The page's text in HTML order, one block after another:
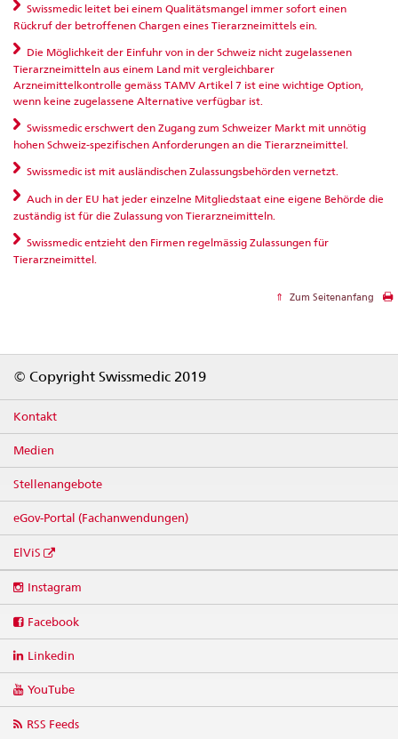
Swissmedic leitet bei einem Qualitätsmangel immer sofort einen
Rückruf der betroffenen Chargen eines Tierarzneimittels ein.
Die Möglichkeit der Einfuhr von in der Schweiz nicht zugelassenen
Tierarzneimitteln aus einem Land mit vergleichbarer
Arzneimittelkontrolle gemäss TAMV Artikel 7 ist eine wichtige Option,
wenn keine zugelassene Alternative verfügbar ist.
Swissmedic erschwert den Zugang zum Schweizer Markt mit unnötig
hohen Schweiz-spezifischen Anforderungen an die Tierarzneimittel.
Swissmedic ist mit ausländischen Zulassungsbehörden vernetzt.
Auch in der EU hat jeder einzelne Mitgliedstaat eine eigene Behörde die
zuständig ist für die Zulassung von Tierarzneimitteln.
Swissmedic entzieht den Firmen regelmässig Zulassungen für
Tierarzneimittel.
Zum Seitenanfang
© Copyright Swissmedic 2019
Kontakt
Medien
Stellenangebote
eGov-Portal (Fachanwendungen)
ElViS
media
Instagram
Facebook
Linkedin
YouTube
RSS Feeds